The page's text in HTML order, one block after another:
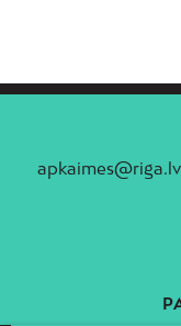
apkaimes@riga.lv